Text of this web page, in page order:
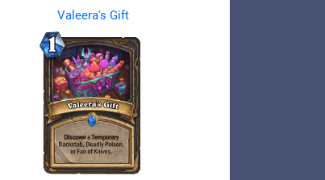
Valeera's Gift